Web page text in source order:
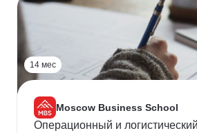
Управление проектами
14 мес
Moscow Business School
Операционный и